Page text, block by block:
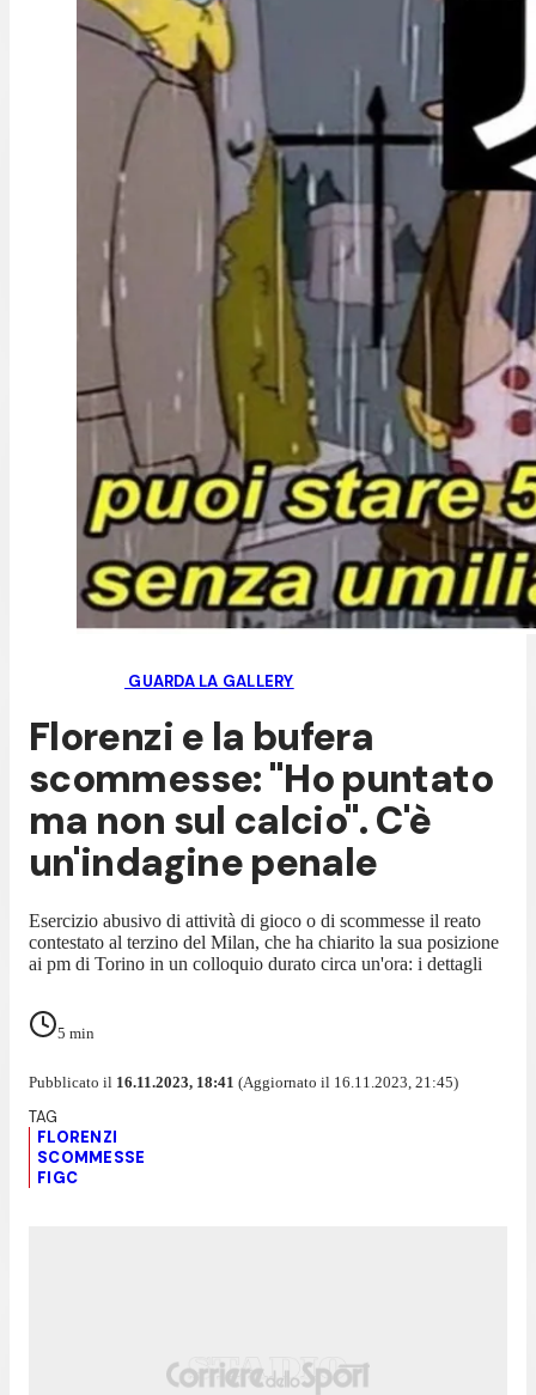
GUARDA LA GALLERY
Florenzi e la bufera
scommesse: "Ho puntato
ma non sul calcio". C'è
un'indagine penale
Esercizio abusivo di attività di gioco o di scommesse il reato
contestato al terzino del Milan, che ha chiarito la sua posizione
ai pm di Torino in un colloquio durato circa un'ora: i dettagli
5 min
Pubblicato il 16.11.2023, 18:41 (Aggiornato il 16.11.2023, 21:45)
FLORENZI
SCOMMESSE
FIGC